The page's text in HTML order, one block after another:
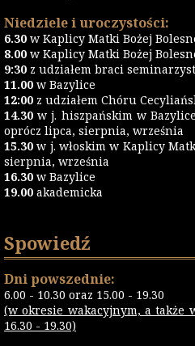
Niedziele i uroczystości:
6.30 w Kaplicy Matki Bożej
8.00 w Kaplicy Matki Bożej
9:30 z udziałem braci
11.00 w Bazylice
12:00 z udziałem Chóru
14.30 w j. hiszpańskim w
oprócz lipca, sierpnia, września
15.30 w j. włoskim w Kaplicy
sierpnia, września
16.30 w Bazylice
19.00 akademicka
Spowiedź
Dni powszednie:
6.00 - 10.30 oraz 15.00 - 19.30
(w okresie wakacyjnym, a także
16.30 - 19.30)